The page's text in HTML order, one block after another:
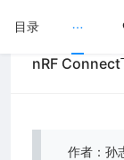
目录
文档没解决？
nRF Connect
作者：孙